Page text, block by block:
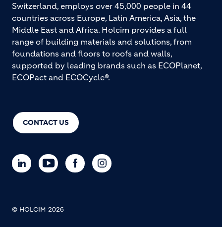
CONTACT US
Switzerland, employs over 45,000 people in 44
countries across Europe, Latin America, Asia, the
Middle East and Africa. Holcim provides a full
range of building materials and solutions, from
foundations and floors to roofs and walls,
supported by leading brands such as ECOPlanet,
ECOPact and ECOCycle®.
© HOLCIM 2026